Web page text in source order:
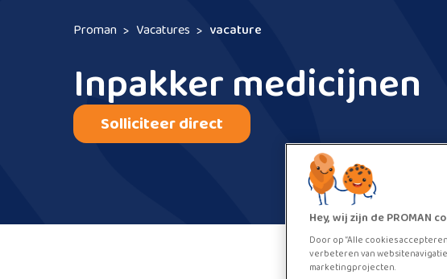
Proman Vacatures vacature
Inpakker medicijnen
Solliciteer direct
Hey, wij zijn de PROMAN
Door op “Alle cookies
verbeteren van
marketingprojecten.